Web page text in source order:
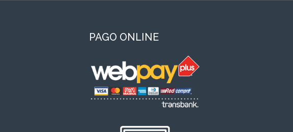
PAGO ONLINE